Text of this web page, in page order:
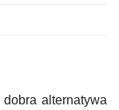
alternatywa